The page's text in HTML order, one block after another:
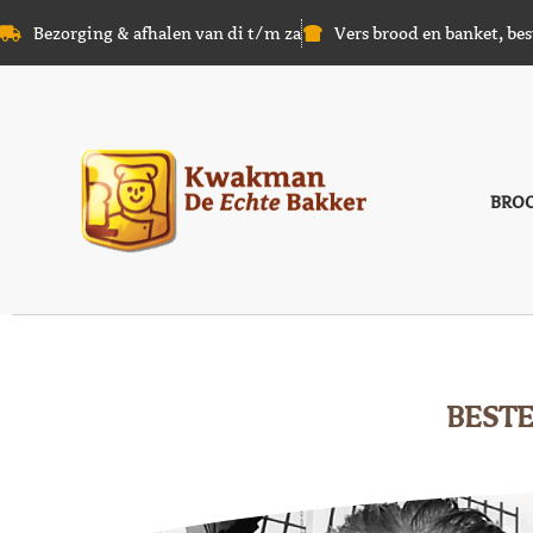
Bezorging & afhalen van di t/m za Vers brood en banket,